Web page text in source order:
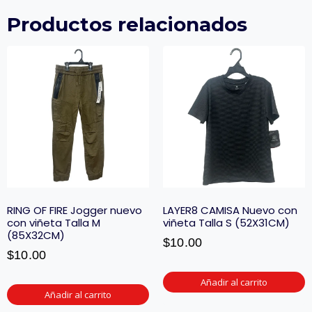
Productos relacionados
RING OF FIRE Jogger nuevo
con viñeta Talla M
(85X32CM)
$10.00
Añadir al carrito
LAYER8 CAMISA Nuevo con
viñeta Talla S (52X31CM)
$10.00
Añadir al carrito